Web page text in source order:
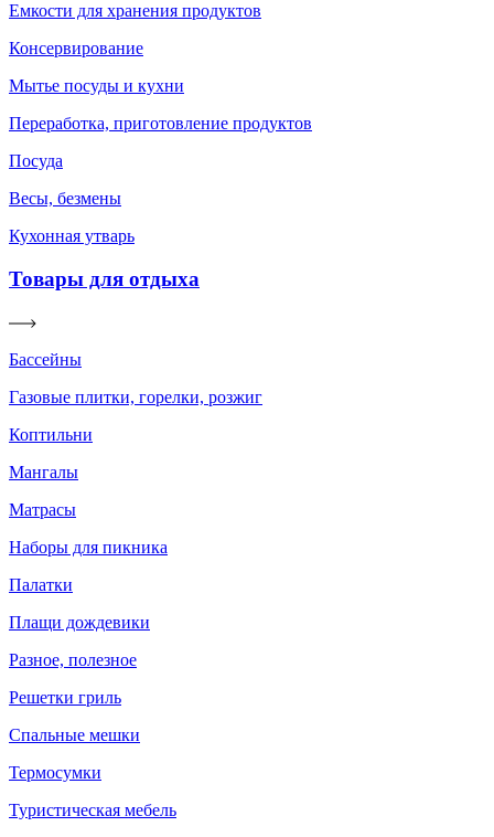
Емкости для хранения продуктов
Консервирование
Мытье посуды и кухни
Переработка, приготовление продуктов
Посуда
Весы, безмены
Кухонная утварь
Товары для отдыха
Бассейны
Газовые плитки, горелки, розжиг
Коптильни
Мангалы
Матрасы
Наборы для пикника
Палатки
Плащи дождевики
Разное, полезное
Решетки гриль
Спальные мешки
Термосумки
Туристическая мебель